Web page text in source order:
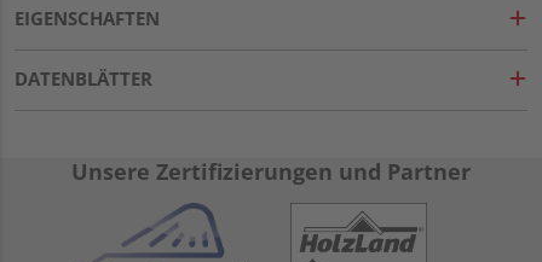
EIGENSCHAFTEN
DATENBLÄTTER
Unsere Zertifizierungen und Partner